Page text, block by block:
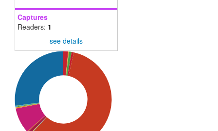
Captures
Readers: 1
see details